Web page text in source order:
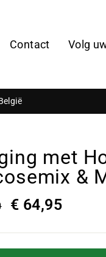
Contact Volg
met
&
€ 64,95